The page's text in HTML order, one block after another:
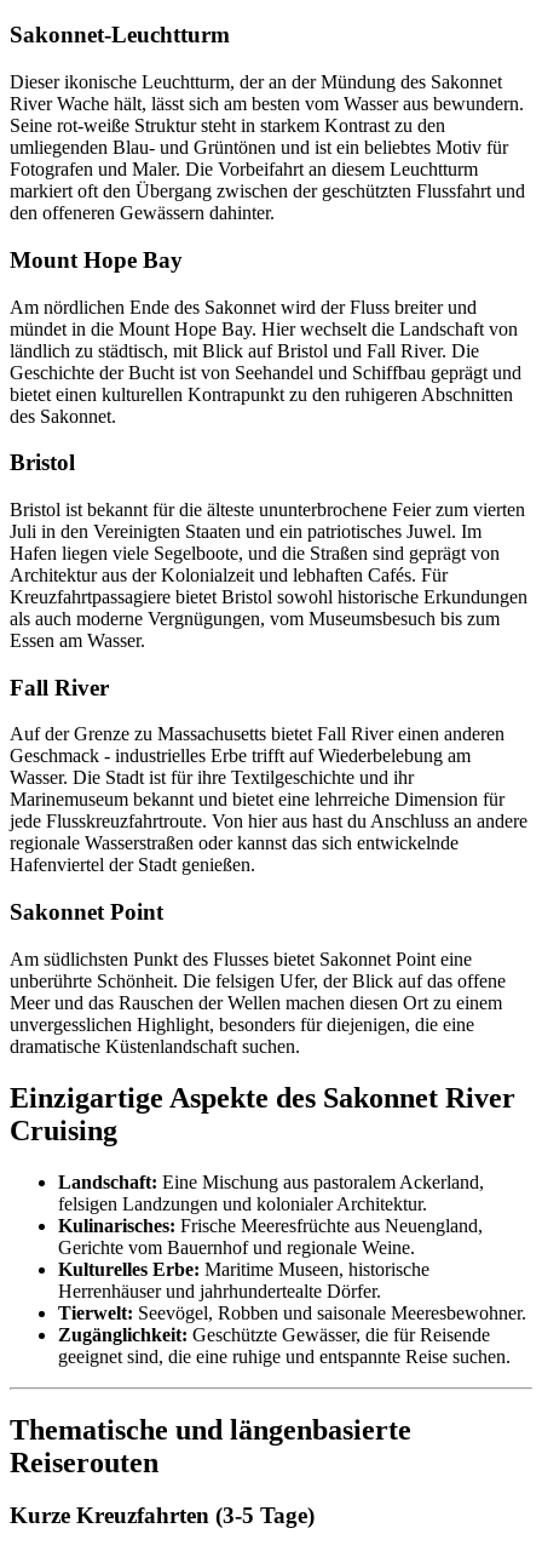
Sakonnet-Leuchtturm
Dieser ikonische Leuchtturm, der an der Mündung des Sakonnet
River Wache hält, lässt sich am besten vom Wasser aus bewundern.
Seine rot-weiße Struktur steht in starkem Kontrast zu den
umliegenden Blau- und Grüntönen und ist ein beliebtes Motiv für
Fotografen und Maler. Die Vorbeifahrt an diesem Leuchtturm
markiert oft den Übergang zwischen der geschützten Flussfahrt und
den offeneren Gewässern dahinter.
Mount Hope Bay
Am nördlichen Ende des Sakonnet wird der Fluss breiter und
mündet in die Mount Hope Bay. Hier wechselt die Landschaft von
ländlich zu städtisch, mit Blick auf Bristol und Fall River. Die
Geschichte der Bucht ist von Seehandel und Schiffbau geprägt und
bietet einen kulturellen Kontrapunkt zu den ruhigeren Abschnitten
des Sakonnet.
Bristol
Bristol ist bekannt für die älteste ununterbrochene Feier zum vierten
Juli in den Vereinigten Staaten und ein patriotisches Juwel. Im
Hafen liegen viele Segelboote, und die Straßen sind geprägt von
Architektur aus der Kolonialzeit und lebhaften Cafés. Für
Kreuzfahrtpassagiere bietet Bristol sowohl historische Erkundungen
als auch moderne Vergnügungen, vom Museumsbesuch bis zum
Essen am Wasser.
Fall River
Auf der Grenze zu Massachusetts bietet Fall River einen anderen
Geschmack - industrielles Erbe trifft auf Wiederbelebung am
Wasser. Die Stadt ist für ihre Textilgeschichte und ihr
Marinemuseum bekannt und bietet eine lehrreiche Dimension für
jede Flusskreuzfahrtroute. Von hier aus hast du Anschluss an andere
regionale Wasserstraßen oder kannst das sich entwickelnde
Hafenviertel der Stadt genießen.
Sakonnet Point
Am südlichsten Punkt des Flusses bietet Sakonnet Point eine
unberührte Schönheit. Die felsigen Ufer, der Blick auf das offene
Meer und das Rauschen der Wellen machen diesen Ort zu einem
unvergesslichen Highlight, besonders für diejenigen, die eine
dramatische Küstenlandschaft suchen.
Einzigartige Aspekte des Sakonnet River
Cruising
Landschaft: Eine Mischung aus pastoralem Ackerland,
felsigen Landzungen und kolonialer Architektur.
Kulinarisches: Frische Meeresfrüchte aus Neuengland,
Gerichte vom Bauernhof und regionale Weine.
Kulturelles Erbe: Maritime Museen, historische
Herrenhäuser und jahrhundertealte Dörfer.
Tierwelt: Seevögel, Robben und saisonale Meeresbewohner.
Zugänglichkeit: Geschützte Gewässer, die für Reisende
geeignet sind, die eine ruhige und entspannte Reise suchen.
Thematische und längenbasierte
Reiserouten
Kurze Kreuzfahrten (3-5 Tage)